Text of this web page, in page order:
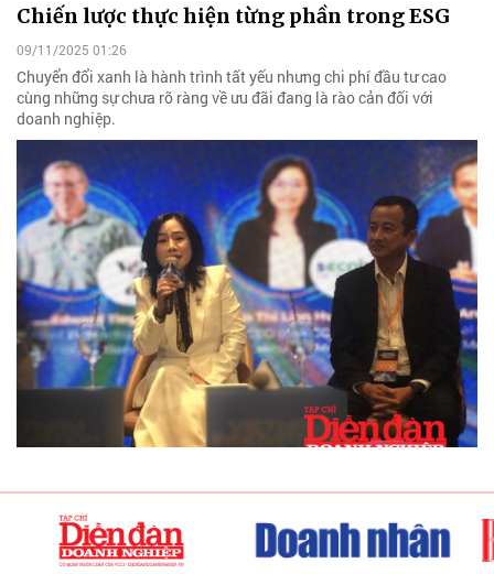
Chiến lược thực hiện từng phần trong ESG
09/11/2025 01:26
Chuyển đổi xanh là hành trình tất yếu nhưng chi phí đầu tư cao
cùng những sự chưa rõ ràng về ưu đãi đang là rào cản đối với
doanh nghiệp.